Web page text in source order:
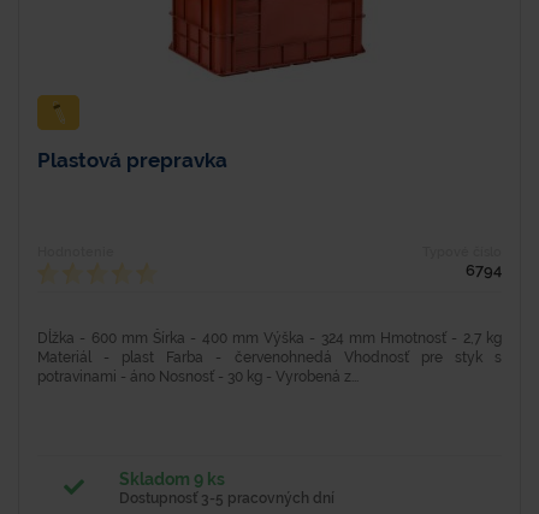
Plastová prepravka
6794
Dĺžka - 600 mm Šírka - 400 mm Výška - 324 mm Hmotnosť - 2,7 kg
Materiál - plast Farba - červenohnedá Vhodnosť pre styk s
potravinami - áno Nosnosť - 30 kg - Vyrobená z...
Skladom 9 ks
Dostupnosť 3-5 pracovných dní